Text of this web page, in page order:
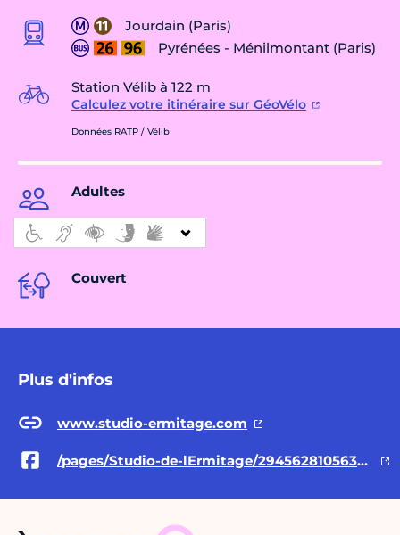
Jourdain (Paris)
Pyrénées - Ménilmontant (Paris)
Station Vélib à 122 m
Calculez votre itinéraire sur GéoVélo
Données RATP / Vélib
Adultes
Couvert
Plus d'infos
www.studio-ermitage.com
/pages/Studio-de-lErmitage/294562810563263